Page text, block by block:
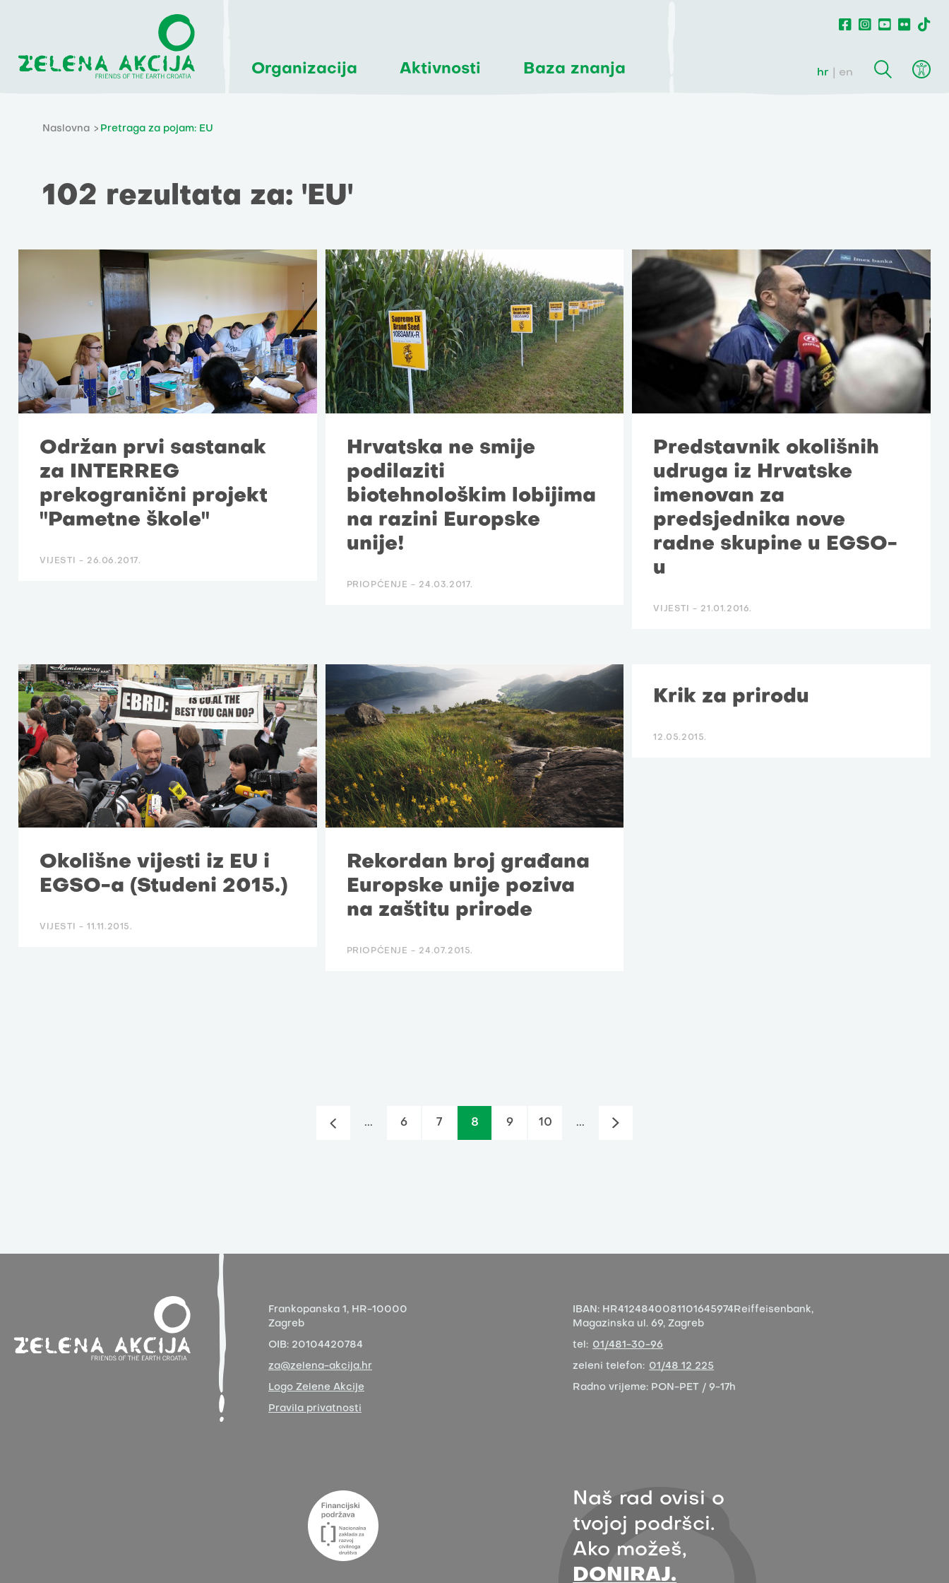
Organizacija Aktivnosti Baza znanja hr en
Naslovna Pretraga za pojam: EU
102 rezultata za: 'EU'
Održan prvi sastanak
za INTERREG
prekogranični projekt
"Pametne škole"
VIJESTI - 26.06.2017.
Hrvatska ne smije
podilaziti
biotehnološkim lobijima
na razini Europske
unije!
PRIOPĆENJE - 24.03.2017.
Predstavnik okolišnih
udruga iz Hrvatske
imenovan za
predsjednika nove
radne skupine u EGSO-
u
VIJESTI - 21.01.2016.
Okolišne vijesti iz EU i
EGSO-a (Studeni 2015.)
VIJESTI - 11.11.2015.
Rekordan broj građana
Europske unije poziva
na zaštitu prirode
PRIOPĆENJE - 24.07.2015.
Krik za prirodu
12.05.2015.
... 6 7 8 9 10 ...
Frankopanska 1, HR-10000
Zagreb
OIB: 20104420784
za@zelena-akcija.hr
Logo Zelene Akcije
Pravila privatnosti
IBAN: HR4124840081101645974 Reiffeisenbank,
Magazinska ul. 69, Zagreb
tel: 01/481-30-96
zeleni telefon: 01/48 12 225
Radno vrijeme: PON-PET / 9-17h
Naš rad ovisi o
tvojoj podršci.
Ako možeš,
DONIRAJ.